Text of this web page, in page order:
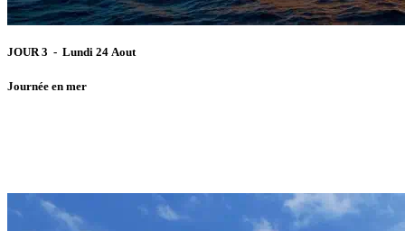
JOUR 3 - Lundi 24 Aout
Journée en mer